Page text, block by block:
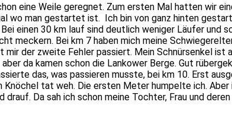
eine Weile geregnet. Zum ersten Mal hatten wir
wo man gestartet ist. Ich bin von ganz hinten
einen 30 km lauf sind deutlich weniger Läufer und
meckern. Bei km 7 haben mich meine
der zweite Fehler passiert. Mein Schnürsenkel ist
da kamen schon die Lankower Berge. Gut
das, was passieren musste, bei km 10. Erst
tat weh. Die ersten Meter humpelte ich.
Da sah ich schon meine Tochter, Frau und